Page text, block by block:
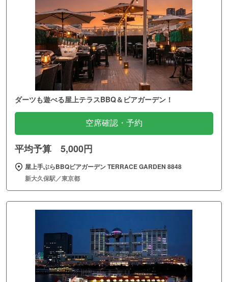
ダーツも遊べる屋上テラスBBQ＆ビアガーデン！
空席確認・予約
平均予算 5,000円
屋上手ぶらBBQビアガーデン TERRACE GARDEN 8848
新大久保駅／東京都